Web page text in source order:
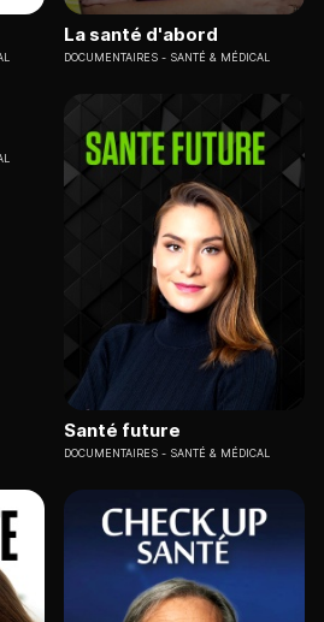
La santé d'abord
DOCUMENTAIRES SANTÉ & MÉDICAL
Santé future
DOCUMENTAIRES SANTÉ & MÉDICAL